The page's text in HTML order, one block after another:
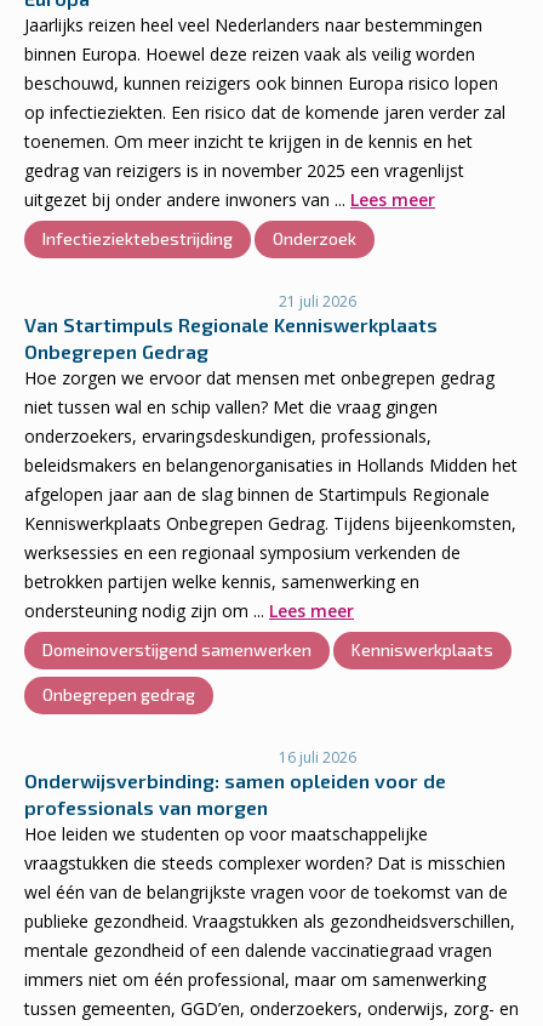
Jaarlijks reizen heel veel Nederlanders naar bestemmingen
binnen Europa. Hoewel deze reizen vaak als veilig worden
beschouwd, kunnen reizigers ook binnen Europa risico lopen
op infectieziekten. Een risico dat de komende jaren verder zal
toenemen. Om meer inzicht te krijgen in de kennis en het
gedrag van reizigers is in november 2025 een vragenlijst
uitgezet bij onder andere inwoners van ... Lees meer
Infectieziektebestrijding Onderzoek
21 juli 2026
Van Startimpuls Regionale Kenniswerkplaats
Onbegrepen Gedrag
Hoe zorgen we ervoor dat mensen met onbegrepen gedrag
niet tussen wal en schip vallen? Met die vraag gingen
onderzoekers, ervaringsdeskundigen, professionals,
beleidsmakers en belangenorganisaties in Hollands Midden het
afgelopen jaar aan de slag binnen de Startimpuls Regionale
Kenniswerkplaats Onbegrepen Gedrag. Tijdens bijeenkomsten,
werksessies en een regionaal symposium verkenden de
betrokken partijen welke kennis, samenwerking en
ondersteuning nodig zijn om ... Lees meer
Domeinoverstijgend samenwerken Kenniswerkplaats
Onbegrepen gedrag
16 juli 2026
Onderwijsverbinding: samen opleiden voor de
professionals van morgen
Hoe leiden we studenten op voor maatschappelijke
vraagstukken die steeds complexer worden? Dat is misschien
wel één van de belangrijkste vragen voor de toekomst van de
publieke gezondheid. Vraagstukken als gezondheidsverschillen,
mentale gezondheid of een dalende vaccinatiegraad vragen
immers niet om één professional, maar om samenwerking
tussen gemeenten, GGD’en, onderzoekers, onderwijs, zorg- en